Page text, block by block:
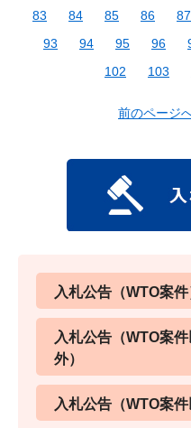
83
84 85 86 87
93
94 95 96
102
103
前のページ
入札公告（WTO案件
入札公告（WTO案
外）
入札公告（WTO案